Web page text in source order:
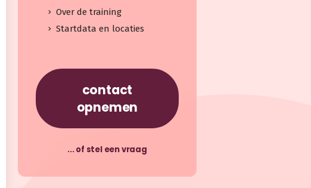
Over de training
Startdata en locaties
contact
opnemen
... of stel een vraag